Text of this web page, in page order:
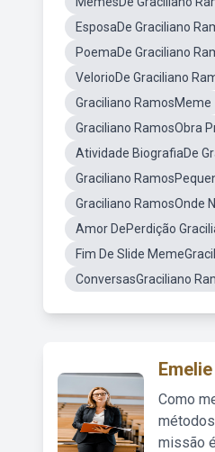
EsposaDe Graciliano
PoemaDe Graciliano
VelorioDe Graciliano
Graciliano RamosMeme
Graciliano RamosObra
Atividade BiografiaDe
Graciliano
Graciliano RamosOnde
Amor DePerdição
Fim De Slide
ConversasGraciliano
Emelie
Como
missão